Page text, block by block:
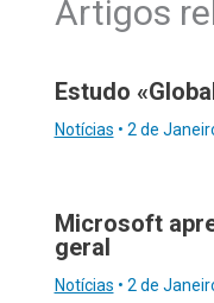
Artigos
Estudo
Notícias • 2 de
Microsoft
geral
Notícias • 2 de